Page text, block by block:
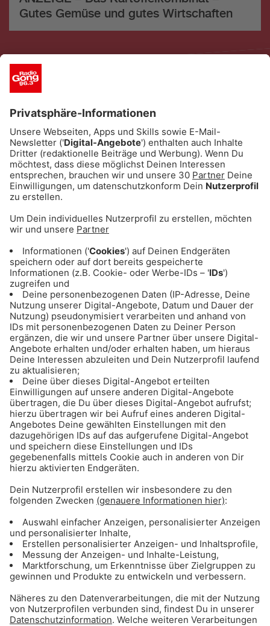
Gutes Gemüse und gutes Wirtschaften
ANZEIGE - Eishockey: Alle Infos & Spiele
ANZEIGE - Basketball: Alle Infos & Spiele
des FC Bayern Basketball
Gong 96.3 - Mediadaten